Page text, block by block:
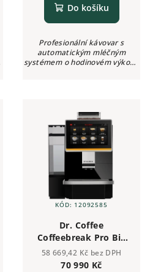
Do košíku
Profesionální kávovar s
automatickým mléčným
systémem o hodinovém výkonu
Dr. Coffee
Coffeebreak Pro Big
Plus černý
58 669,42 Kč bez DPH
70 990 Kč
KÓD: 12092585